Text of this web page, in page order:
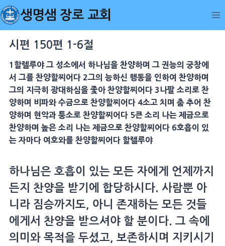
Skip
to
content
생명샘 장로 교회
시편 150편 1-6절
1할렐루야 그 성소에서 하나님을 찬양하며 그 권능의 궁창에
서 그를 찬양할찌어다 2그의 능하신 행동을 인하여 찬양하며
그의 지극히 광대하심을 좇아 찬양할찌어다 3나팔 소리로 찬
양하며 비파와 수금으로 찬양할찌어다 4소고 치며 춤 추어 찬
양하며 현악과 퉁소로 찬양할찌어다 5큰 소리 나는 제금으로
찬양하며 높은 소리 나는 제금으로 찬양할찌어다 6호흡이 있
는 자마다 여호와를 찬양할찌어다 할렐루야
하나님은 호흡이 있는 모든 자에게 언제까지
든지 찬양을 받기에 합당하시다. 사람뿐 아
니라 짐승까지도, 아니 존재하는 모든 것들
에게서 찬양을 받으셔야 할 분이다. 그 속에
의미와 목적을 두셨고, 보존하시며 지키시기